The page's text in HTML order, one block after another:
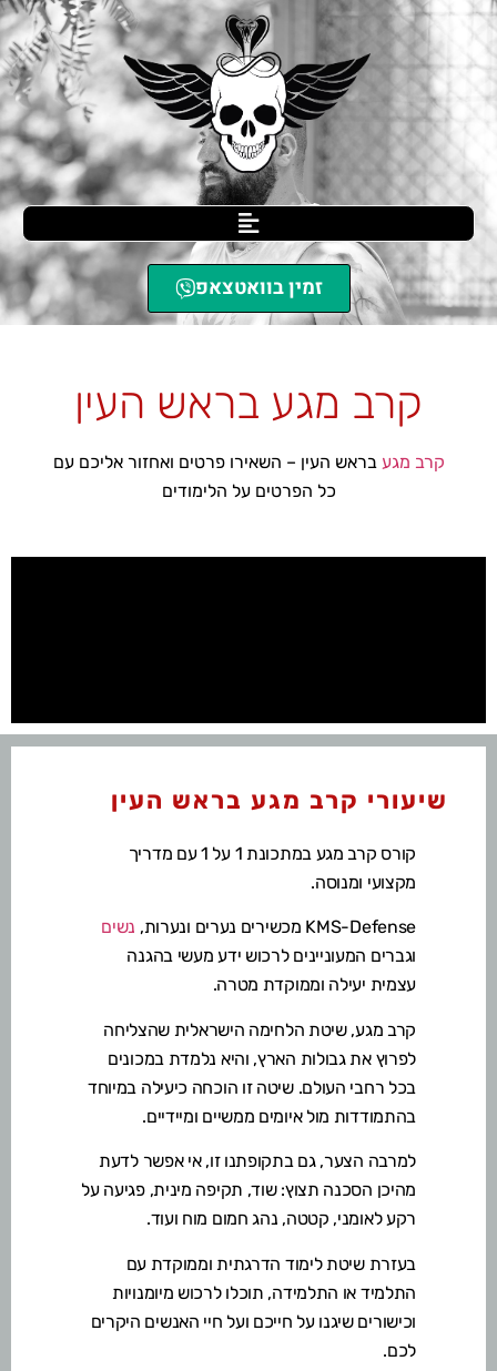
זמין בוואטצאפ
קרב מגע בראש העין
קרב מגע בראש העין – השאירו פרטים ואחזור אליכם עם
כל הפרטים על הלימודים
שיעורי קרב מגע בראש העין
קורס קרב מגע במתכונת 1 על 1 עם מדריך
מקצועי ומנוסה.
KMS-Defense מכשירים נערים ונערות,
נשים
וגברים המעוניינים לרכוש ידע מעשי בהגנה
עצמית יעילה וממוקדת מטרה.
קרב מגע, שיטת הלחימה הישראלית שהצליחה
לפרוץ את גבולות הארץ, והיא נלמדת במכונים
בכל רחבי העולם. שיטה זו הוכחה כיעילה במיוחד
בהתמודדות מול איומים ממשיים ומיידיים.
למרבה הצער, גם בתקופתנו זו, אי אפשר לדעת
מהיכן הסכנה תצוץ: שוד, תקיפה מינית, פגיעה על
רקע לאומני, קטטה, נהג חמום מוח ועוד.
בעזרת שיטת לימוד הדרגתית וממוקדת עם
התלמיד או התלמידה, תוכלו לרכוש מיומנויות
וכישורים שיגנו על חייכם ועל חיי האנשים היקרים
לכם.